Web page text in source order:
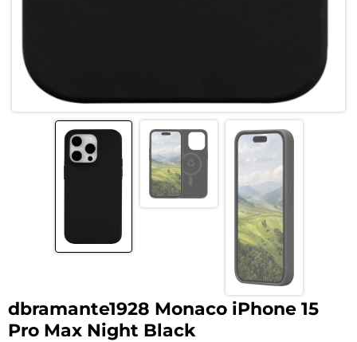
dbramante1928 Monaco iPhone 15
Pro Max Night Black